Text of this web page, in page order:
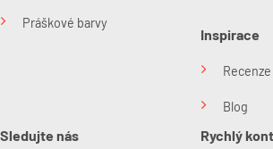
Práškové barvy
Inspirace
Recenze
Blog
Sledujte nás Rychlý